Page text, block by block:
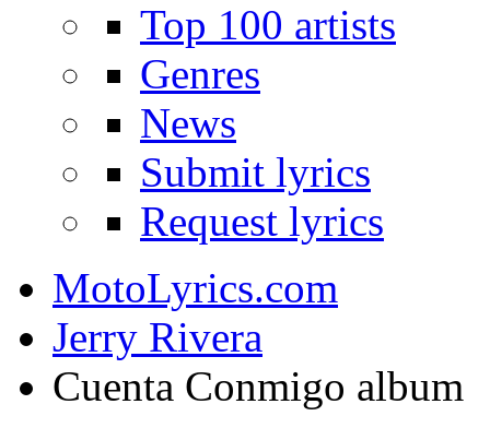
Top 100 artists
Genres
News
Submit lyrics
Request lyrics
MotoLyrics.com
Jerry Rivera
Cuenta Conmigo album